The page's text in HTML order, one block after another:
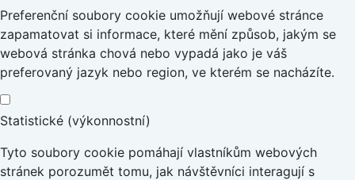
Preferenční soubory cookie umožňují webové stránce
zapamatovat si informace, které mění způsob, jakým se
webová stránka chová nebo vypadá jako je váš
preferovaný jazyk nebo region, ve kterém se nacházíte.
Statistické (výkonnostní)
Tyto soubory cookie pomáhají vlastníkům webových
stránek porozumět tomu, jak návštěvníci interagují s